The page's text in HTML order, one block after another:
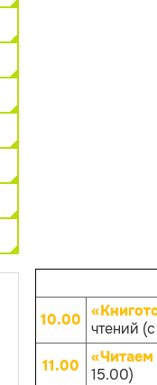
10.00 чтений
11.00
«Читаем
15.00)